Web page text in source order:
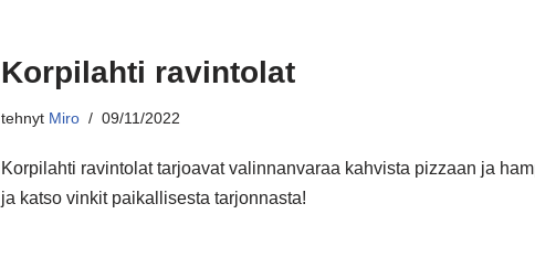
Korpilahti ravintolat
tehnyt Miro 09/11/2022
Korpilahti ravintolat tarjoavat valinnanvaraa kahvista pizzaan ja
ja katso vinkit paikallisesta tarjonnasta!